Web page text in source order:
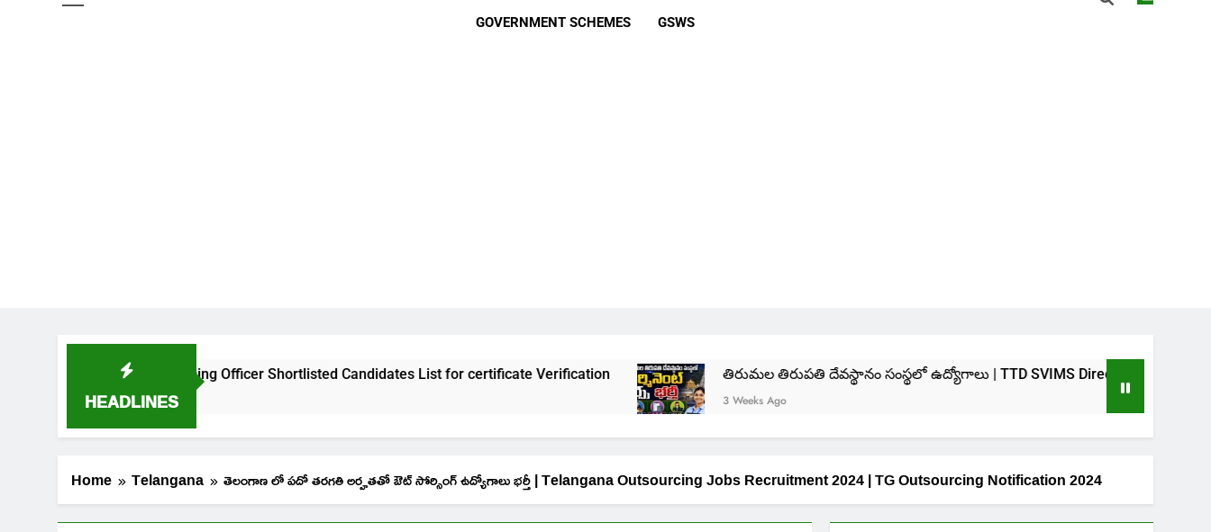
GOVERNMENT SCHEMES GSWS
HEADLINES
NIMS Nursing Officer Shortlisted Candidates List for certificate Verification
1 Week Ago
తిరుమల తిరుపతి దేవస్థానం సంస్థలో ఉద్యోగాలు | TTD SVIMS Direct Recruitment 2026
3 Weeks Ago
Home Telangana తెలంగాణ లో పదో తరగతి అర్హతతో ఔట్ సోర్సింగ్ ఉద్యోగాలు భర్తీ | Telangana Outsourcing Jobs Recruitment 2024 | TG Outsourcing Notification 2024